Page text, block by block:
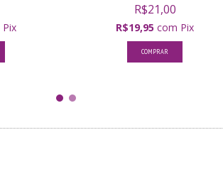
Pix
R$21,00
R$19,95 com Pix